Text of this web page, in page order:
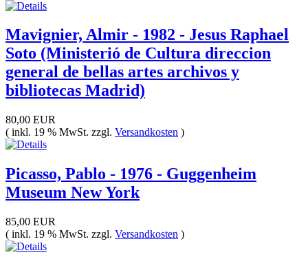
Mavignier, Almir - 1982 - Jesus Raphael
Soto (Ministerió de Cultura direccion
general de bellas artes archivos y
bibliotecas Madrid)
80,00 EUR
( inkl. 19 % MwSt. zzgl. Versandkosten )
Picasso, Pablo - 1976 - Guggenheim
Museum New York
85,00 EUR
( inkl. 19 % MwSt. zzgl. Versandkosten )